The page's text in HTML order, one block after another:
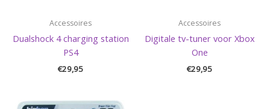
Accessoires
Dualshock 4 charging station
PS4
€29,95
Accessoires
Digitale tv-tuner voor Xbox
One
€29,95